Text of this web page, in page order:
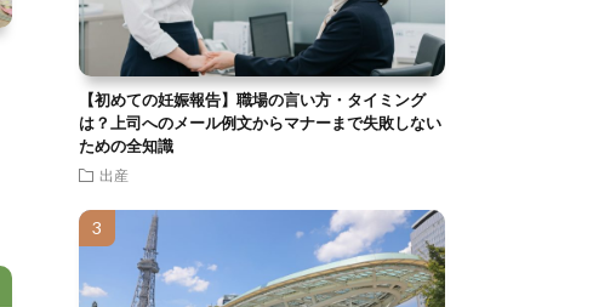
【初めての妊娠報告】職場の言い方・タイミング
は？上司へのメール例文からマナーまで失敗しない
ための全知識
出産